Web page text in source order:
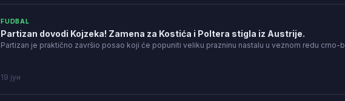
FUDBAL
Partizan dovodi Kojzeka! Zamena za Kostića i Poltera stigla iz Austrije.
Partizan je praktično završio posao koji će popuniti veliku prazninu nastalu u veznom redu crno-
19 јун